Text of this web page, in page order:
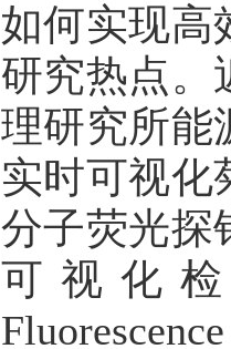
如何实现高
研究热点。
理研究所能
实时可视化
分子荧光探
可视化检